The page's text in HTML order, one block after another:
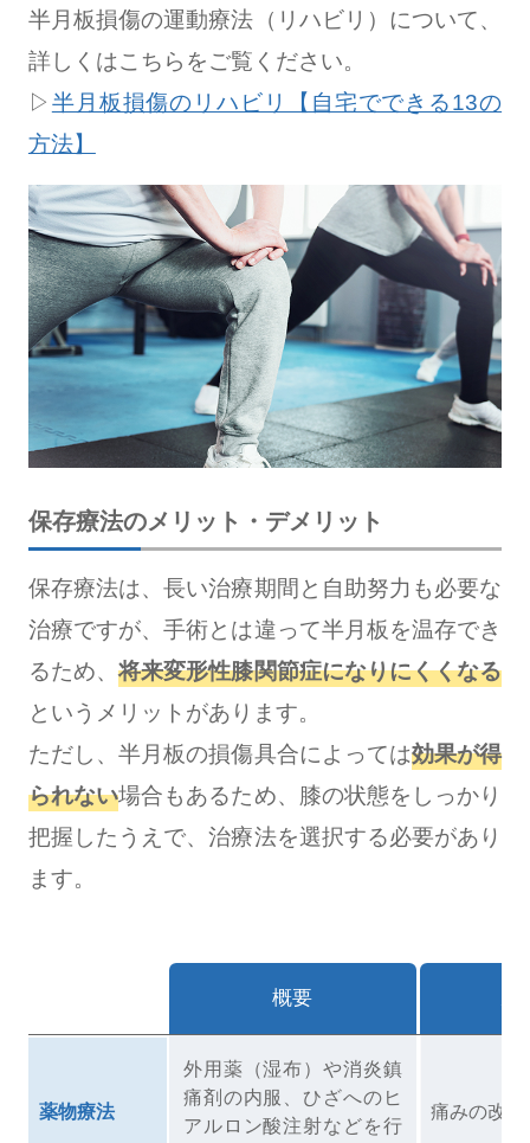
半月板損傷の運動療法（リハビリ）について、
詳しくはこちらをご覧ください。
▷ 半月板損傷のリハビリ【自宅でできる13の
方法】
保存療法のメリット・デメリット
保存療法は、長い治療期間と自助努力も必要な
治療ですが、手術とは違って半月板を温存でき
るため、将来変形性膝関節症になりにくくなる
というメリットがあります。
ただし、半月板の損傷具合によっては効果が得
られない場合もあるため、膝の状態をしっかり
把握したうえで、治療法を選択する必要があり
ます。
概要
薬物療法
外用薬（湿布）や消炎鎮
痛剤の内服、ひざへのヒ
アルロン酸注射などを行
痛みの改